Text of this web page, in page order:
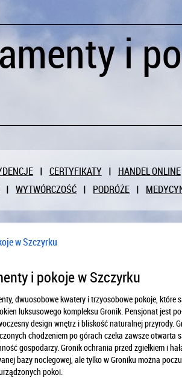
i
CERTYFIKATY HANDEL ONLINE
WYTWÓRCZOŚĆ PODRÓŻE
w Szczyrku
i pokoje w Szczyrku
dwuosobowe kwatery i trzyosobowe pokoje,
luksusowego kompleksu Gronik. Pensjonat jest
design wnętrz i bliskość naturalnej przyrody.
chodzeniem po górach czeka zawsze
gospodarzy. Gronik ochrania przed zgiełkiem i
bazy noclegowej, ale tylko w Groniku można
pokoi.